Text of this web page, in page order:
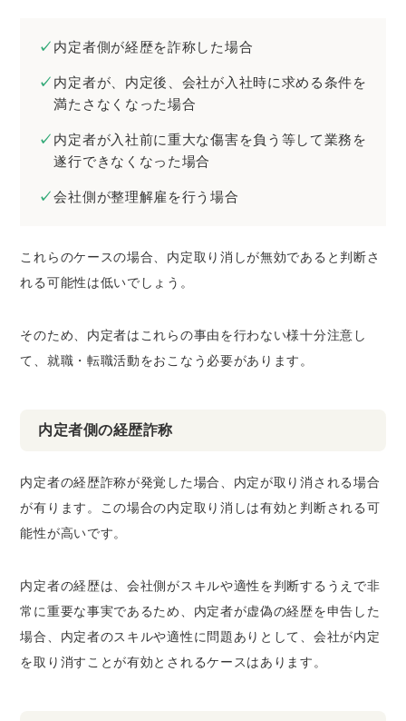
内定者側が経歴を詐称した場合
内定者が、内定後、会社が入社時に求める条件を
満たさなくなった場合
内定者が入社前に重大な傷害を負う等して業務を
遂行できなくなった場合
会社側が整理解雇を行う場合
これらのケースの場合、内定取り消しが無効であると判断さ
れる可能性は低いでしょう。
そのため、内定者はこれらの事由を行わない様十分注意し
て、就職・転職活動をおこなう必要があります。
内定者側の経歴詐称
内定者の経歴詐称が発覚した場合、内定が取り消される場合
が有ります。この場合の内定取り消しは有効と判断される可
能性が高いです。
内定者の経歴は、会社側がスキルや適性を判断するうえで非
常に重要な事実であるため、内定者が虚偽の経歴を申告した
場合、内定者のスキルや適性に問題ありとして、会社が内定
を取り消すことが有効とされるケースはあります。